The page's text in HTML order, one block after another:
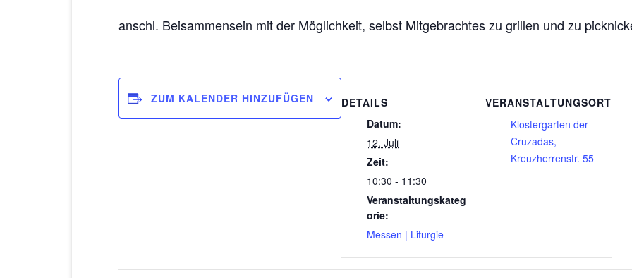
anschl. Beisammensein mit der Möglichkeit, selbst Mitgebrachtes zu grillen und zu
ZUM KALENDER HINZUFÜGEN
DETAILS
Datum:
12. Juli
Zeit:
10:30 - 11:30
Veranstaltungskateg
orie:
Messen | Liturgie
VERANSTALTUNGSORT
Klostergarten der
Cruzadas,
Kreuzherrenstr. 55